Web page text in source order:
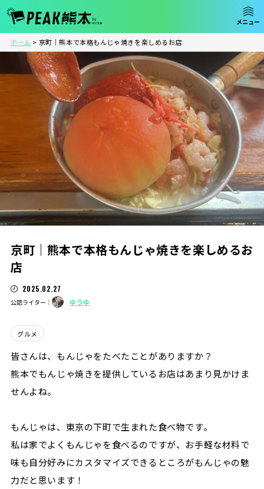
ホーム > 京町｜熊本で本格もんじゃ焼きを楽しめるお店
京町｜熊本で本格もんじゃ焼きを楽しめるお
店
2025.02.27
公認ライター： ゆうゆ
グルメ
皆さんは、もんじゃをたべたことがありますか？
熊本でもんじゃ焼きを提供しているお店はあまり見かけま
せんよね。
もんじゃは、東京の下町で生まれた食べ物です。
私は家でよくもんじゃを食べるのですが、お手軽な材料で
味も自分好みにカスタマイズできるところがもんじゃの魅
力だと思います！